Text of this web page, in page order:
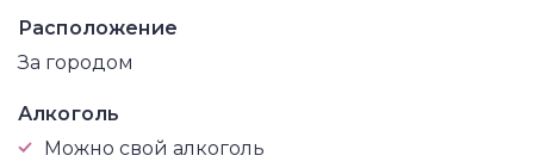
Расположение
За городом
Алкоголь
Можно свой алкоголь